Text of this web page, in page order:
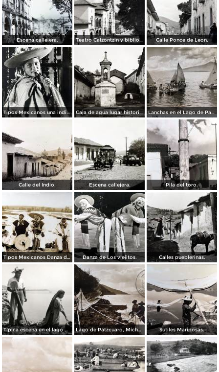
Escena callejera. Teatro Calzontzin y biblioteca publica. Calle Ponce de Leon.
Tipos Mexicanos una india Huananche. Caja de agua lugar historico. Lanchas en el Lago de Patzcuaro.
Calle del Indio. Escena callejera. Pila del toro.
Tipos Mexicanos Danza de Los viejitos.. Danza de Los viejitos. Calles pueblerinas.
Típica escena en el lago de Pátzcuaro Lago de Pátzcuaro, Michoacán por el Fotógrafo Hugo Brehme. ( Circulada el 6 de Marzo de 1931 ). Sutiles Mariposas.